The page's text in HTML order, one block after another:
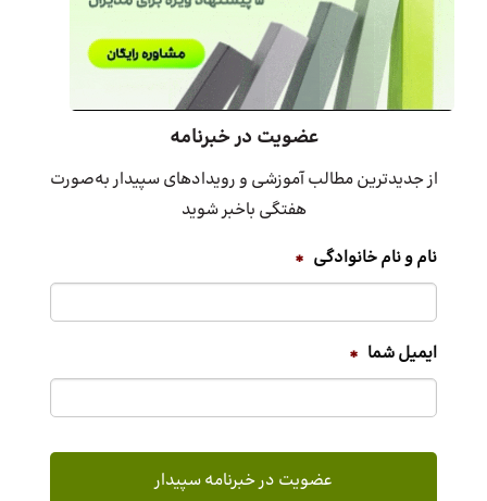
عضویت در خبرنامه
از جدیدترین مطالب آموزشی و رویدادهای سپیدار به‌صورت
هفتگی باخبر شوید
نام و نام خانوادگی *
ایمیل شما *